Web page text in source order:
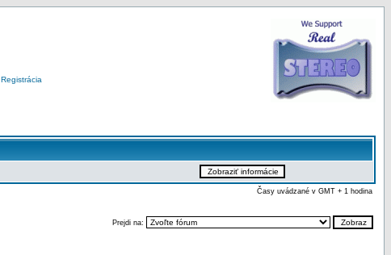
Registrácia
Časy uvádzané v GMT + 1 hodina
Prejdi na: